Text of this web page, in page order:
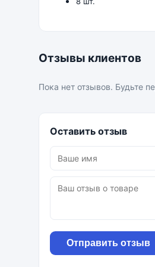
Отзывы клиентов
Пока нет отзывов. Будьте
Оставить отзыв
Отправить отзыв